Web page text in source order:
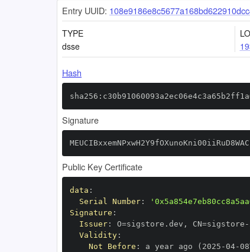
Entry UUID:
TYPE
dsse
Hash
Signature
Public Key Certificate
data :
Serial Number:
Signature :
Issuer: O=sigstore.dev , CN=sigstore -
Validity:
Not Before : a year ago (2025 -04-